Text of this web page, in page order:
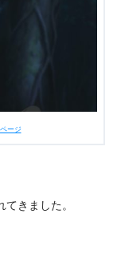
第36話あらす
ージ
きました。